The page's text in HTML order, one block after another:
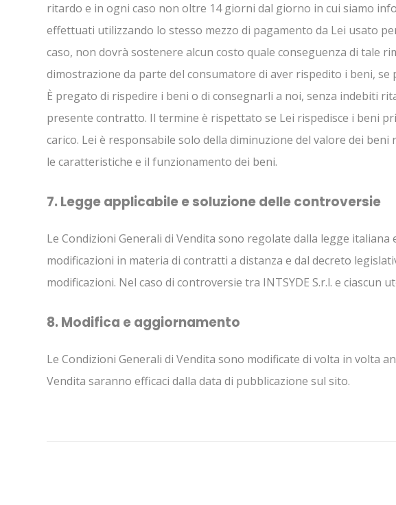
ritardo e in ogni caso non oltre 14 giorni dal giorno in cui siamo
effettuati utilizzando lo stesso mezzo di pagamento da Lei usato
caso, non dovrà sostenere alcun costo quale conseguenza di tale
dimostrazione da parte del consumatore di aver rispedito i beni, se
È pregato di rispedire i beni o di consegnarli a noi, senza indebiti
presente contratto. Il termine è rispettato se Lei rispedisce i beni
carico. Lei è responsabile solo della diminuzione del valore dei
le caratteristiche e il funzionamento dei beni.
7. Legge applicabile e soluzione delle controversie
Le Condizioni Generali di Vendita sono regolate dalla legge italiana
modificazioni in materia di contratti a distanza e dal decreto
modificazioni. Nel caso di controversie tra INTSYDE S.r.l. e
8. Modifica e aggiornamento
Le Condizioni Generali di Vendita sono modificate di volta in volta
Vendita saranno efficaci dalla data di pubblicazione sul sito.